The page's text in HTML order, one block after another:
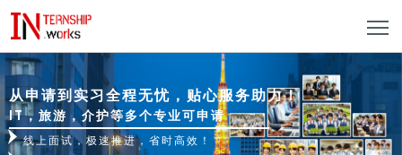
从申请到实习全程无忧，贴心服务助力！
IT，旅游，介护等多个专业可申请
线上面试，极速推进，省时高效！